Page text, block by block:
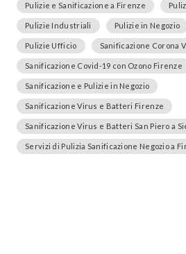
Pulizie e Sanificazione a Firenze
Pulizie Industriali Pulizie in Negozio
Pulizie Ufficio Sanificazione Corona
Sanificazione Covid-19 con Ozono Firenze
Sanificazione e Pulizie in Negozio
Sanificazione Virus e Batteri Firenze
Sanificazione Virus e Batteri San Piero a
Servizi di Pulizia Sanificazione Negozio a